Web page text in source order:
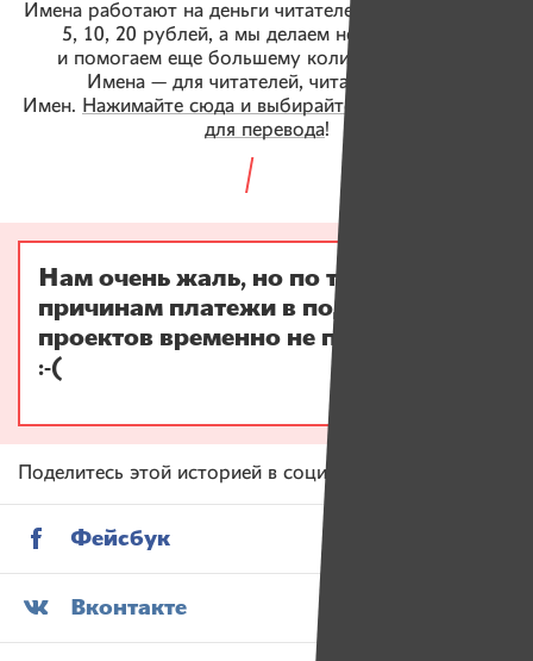
Имена работают на деньги читателей. Вы присылаете
5, 10, 20 рублей, а мы делаем новые истории
и помогаем еще большему количеству людей.
Имена — для читателей, читатели — для
Имен. Нажимайте сюда и выбирайте удобный способ
для перевода!
Нам очень жаль, но по техническим
причинам платежи в поддержку
проектов временно не принимаются
:-(
Поделитесь этой историей в социальных сетях
Фейсбук
Вконтакте